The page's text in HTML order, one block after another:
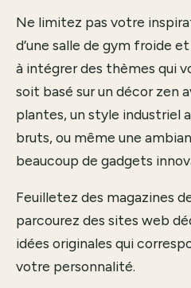
Ne limitez pas votre
d’une salle de gym froide
à intégrer des thèmes qui
soit basé sur un décor zen
plantes, un style industriel
bruts, ou même une
beaucoup de gadgets
Feuilletez des magazines
parcourez des sites web
idées originales qui
votre personnalité.